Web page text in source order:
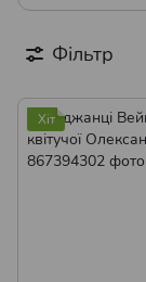
Саджанці
Саджанці
Саджанці
Фільтр
Хіт